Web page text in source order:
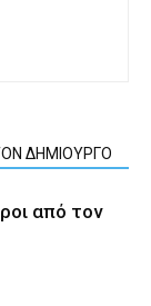
ΔΗΜΙΟΥΡΓΟ
από τον